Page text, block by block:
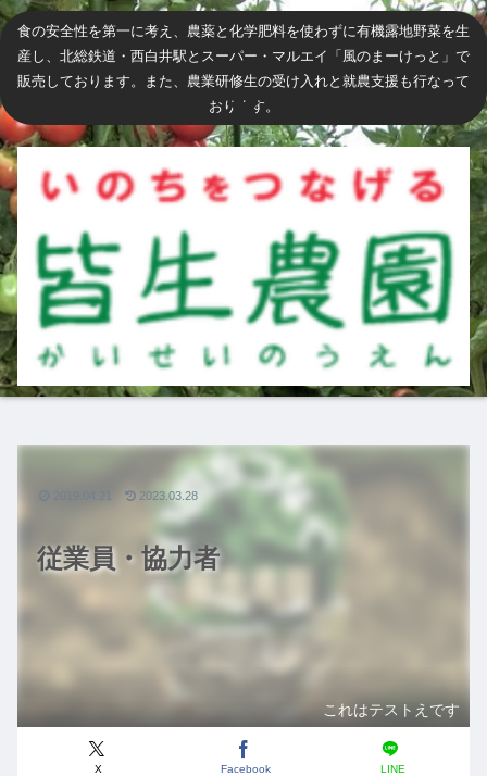
食の安全性を第一に考え、農薬と化学肥料を使わずに有機露地野菜を生
産し、北総鉄道・西白井駅とスーパー・マルエイ「風のまーけっと」で
販売しております。また、農業研修生の受け入れと就農支援も行なって
おります。
従業員・協力者
これはテストえです
X Facebook LINE
2019.04.21 2023.03.28